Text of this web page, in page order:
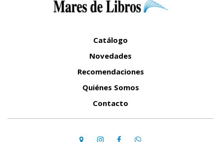
Catálogo
Novedades
Recomendaciones
Quiénes Somos
Contacto